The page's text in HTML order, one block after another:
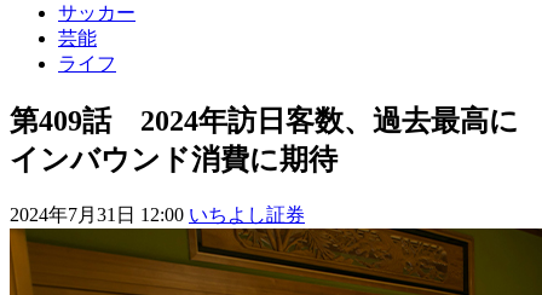
サッカー
芸能
ライフ
第409話 2024年訪日客数、過去最高に
インバウンド消費に期待
2024年7月31日 12:00 いちよし証券